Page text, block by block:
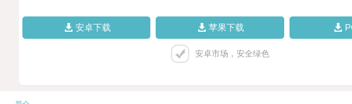
安卓下载 苹果下载
安卓市场，安全绿色